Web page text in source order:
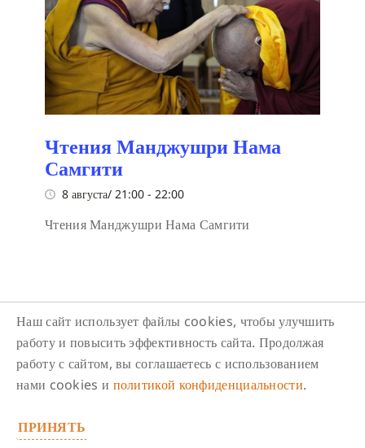
Чтения Манджушри Нама
Самгити
8 августа/ 21:00 - 22:00
Чтения Манджушри Нама Самгити
Следите за нами в соцсетях
Наш сайт использует файлы cookies, чтобы улучшить
работу и повысить эффективность сайта. Продолжая
работу с сайтом, вы соглашаетесь с использованием
нами cookies и политикой конфиденциальности.
ПРИНЯТЬ